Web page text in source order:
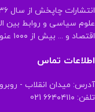
علوم سیاسی و روابط بین
اقتصاد و ... بیش از ۱۰۰۰ عنوان کتاب روانه بازار نشر کرده است .
اطلاعات تماس
آدرس: میدان انقلاب -
تلفن: ۶۶۴۰۴۱۱۰ 021